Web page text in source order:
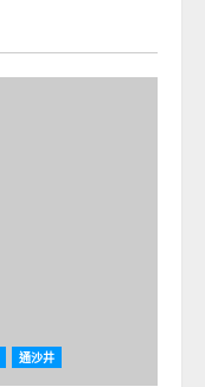
通沙井